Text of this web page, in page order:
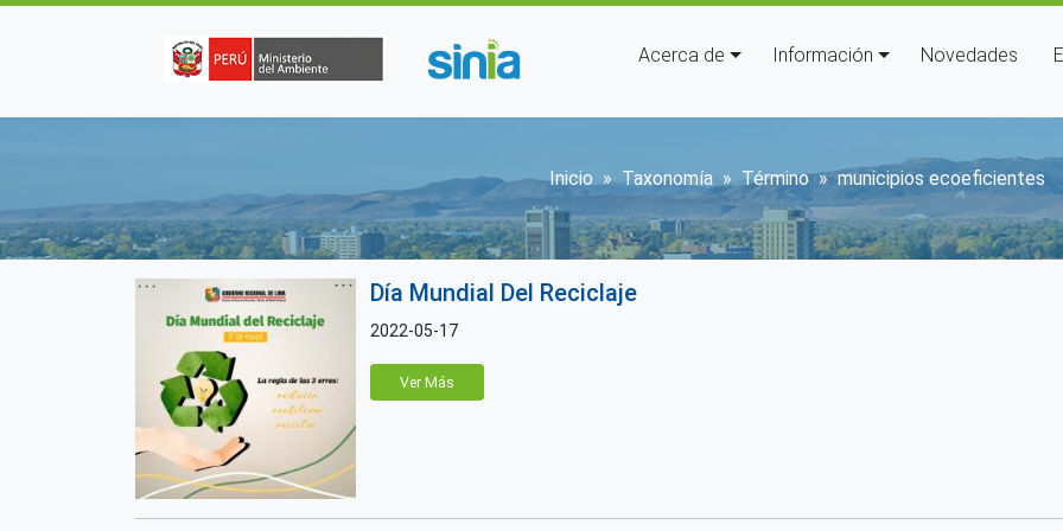
Navegación principal
Acerca de Información Novedades
Sobrescribir enlaces de
Inicio Taxonomía Término municipios ecoeficientes
Día Mundial Del Reciclaje
2022-05-17
Ver Más